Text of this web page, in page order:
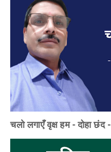
चलो लगाएँ वृक्ष हम - दोहा छंद